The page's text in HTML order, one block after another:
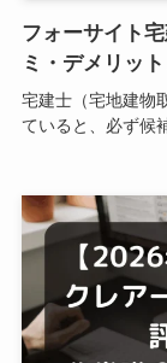
フォーサイト
ミ・デメリッ
宅建士（宅地建物
ていると、必ず候